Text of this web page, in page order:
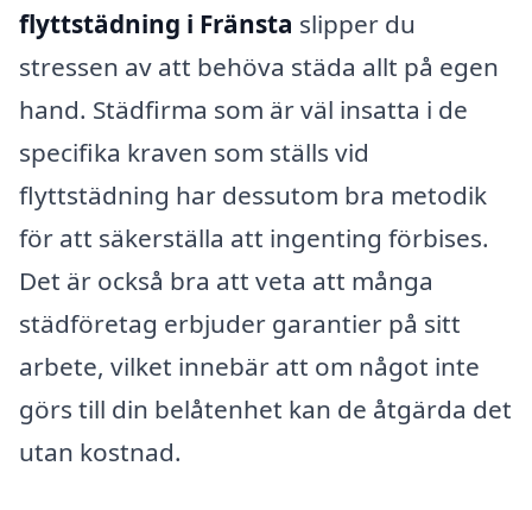
flyttstädning i Fränsta slipper du
stressen av att behöva städa allt på egen
hand. Städfirma som är väl insatta i de
specifika kraven som ställs vid
flyttstädning har dessutom bra metodik
för att säkerställa att ingenting förbises.
Det är också bra att veta att många
städföretag erbjuder garantier på sitt
arbete, vilket innebär att om något inte
görs till din belåtenhet kan de åtgärda det
utan kostnad.